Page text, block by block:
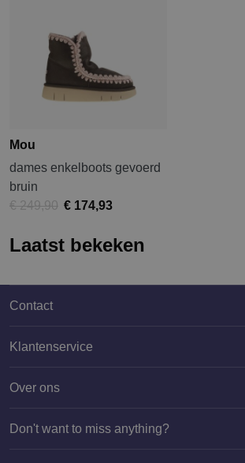
Mou
dames enkelboots gevoerd
bruin
€ 249,90 € 174,93
Laatst bekeken
Contact
020 659 3444
Klantenservice
Over ons
Don't want to miss anything?